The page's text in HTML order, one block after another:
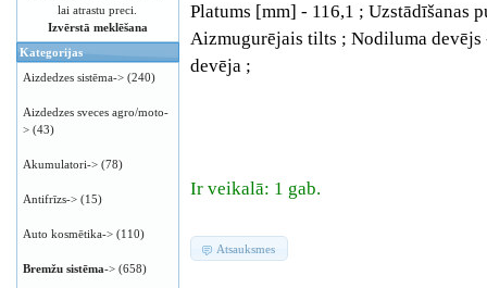
Platums [mm] - 116,1 ; Uzstādīšanas
Aizmugurējais tilts ; Nodiluma devējs
devēja ;
Ir veikalā: 1 gab.
Atsauksmes
lai atrastu preci.
Izvērstā meklēšana
Kategorijas
Aizdedzes sistēma-> (240)
Aizdedzes sveces agro/moto-
> (43)
Akumulatori-> (78)
Antifrīzs-> (15)
Auto kosmētika-> (110)
Bremžu sistēma-> (658)